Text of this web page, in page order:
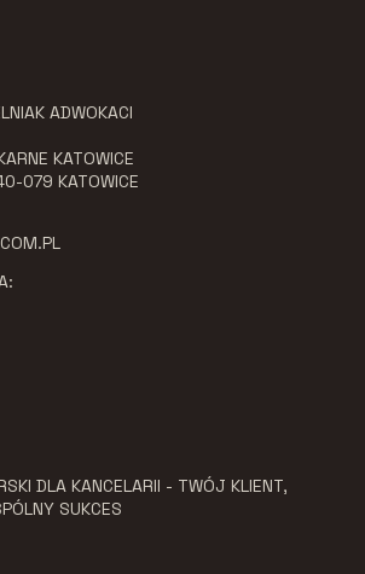
ADWOKACI
KATOWICE
079 KATOWICE
DLA KANCELARII - TWÓJ KLIENT,
SUKCES